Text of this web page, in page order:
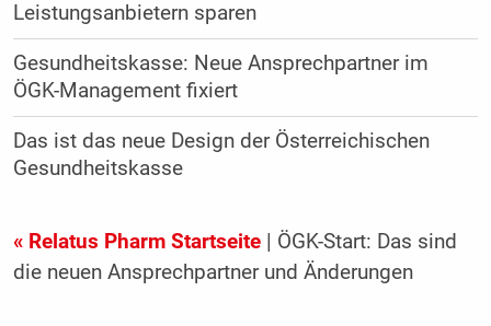
Leistungsanbietern sparen
Gesundheitskasse: Neue Ansprechpartner im
ÖGK-Management fixiert
Das ist das neue Design der Österreichischen
Gesundheitskasse
« Relatus Pharm Startseite| ÖGK-Start: Das sind
die neuen Ansprechpartner und Änderungen